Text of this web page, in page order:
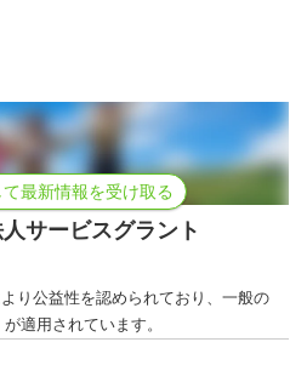
（水）12:20-12:50
安）
最新情報を受け取る
サービスグラント
り公益性を認められており、一般の
適用されています。